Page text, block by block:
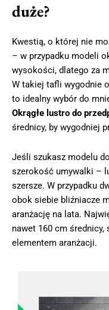
duże?
Kwestią, o której nie
– w przypadku modeli
wysokości, dlatego za
W takiej tafli wygodnie
to idealny wybór do
Okrągłe lustro do
średnicy, by wygodniej
Jeśli szukasz modelu
szerokość umywalki –
szersze. W przypadku
obok siebie bliźniacze
aranżację na lata.
nawet 160 cm
elementem aranżacji.